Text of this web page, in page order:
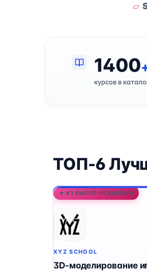
1400
курсов в
ТОП-6
★ #1 ВЫБОР РЕДАКЦИИ
XYZ SCHOOL
3D-моделирование